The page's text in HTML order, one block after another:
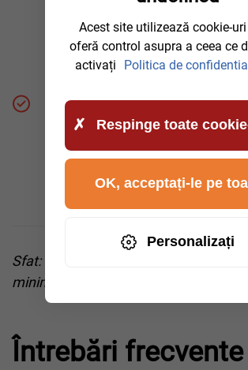
cantitatea din rezervor, locație, oră
Prețurile încep de obicei de la 250
în funcție de circumstanțe.
Repararea motorului:
Dacă sistemul de injecție, filtrul
ale motorului sunt deteriorate de
costurile pot ajunge la câteva mii de
Sfat: Nu ezitați și sunați-ne imediat
minimiza costurile ulterioare.
Întrebări frecvente
Acest site utilizează cookie-
oferă control asupra a ceea ce
activați
Politica de
Respinge toate
Personalizați
OK, acceptați-le pe